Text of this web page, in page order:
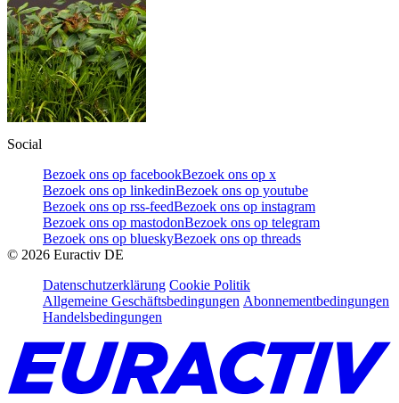
Social
Bezoek ons op facebookBezoek ons op x
Bezoek ons op linkedinBezoek ons op youtube
Bezoek ons op rss-feedBezoek ons op instagram
Bezoek ons op mastodonBezoek ons op telegram
Bezoek ons op blueskyBezoek ons op threads
© 2026 Euractiv DE
Datenschutzerklärung Cookie Politik
Allgemeine Geschäftsbedingungen Abonnementbedingungen
Handelsbedingungen